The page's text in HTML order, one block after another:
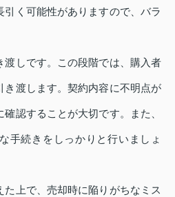
く可能性がありますので、バラ
渡しです。この段階では、購入者
き渡します。契約内容に不明点が
認することが大切です。また、
手続きをしっかりと行いましょ
た上で、売却時に陥りがちなミス